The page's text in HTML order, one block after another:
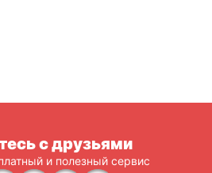
с друзьями
и полезный сервис